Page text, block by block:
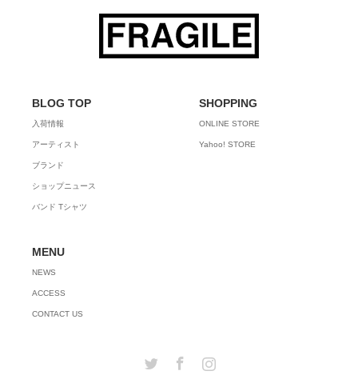
BLOG TOP
入荷情報
アーティスト
ブランド
ショップニュース
バンド Tシャツ
SHOPPING
ONLINE STORE
Yahoo! STORE
MENU
NEWS
ACCESS
CONTACT US
Twitter Facebook